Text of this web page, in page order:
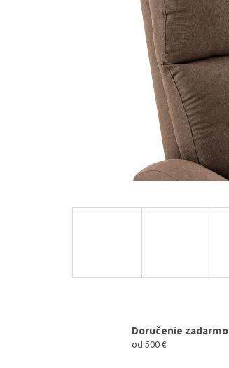
Doručenie zadarmo
od 500 €